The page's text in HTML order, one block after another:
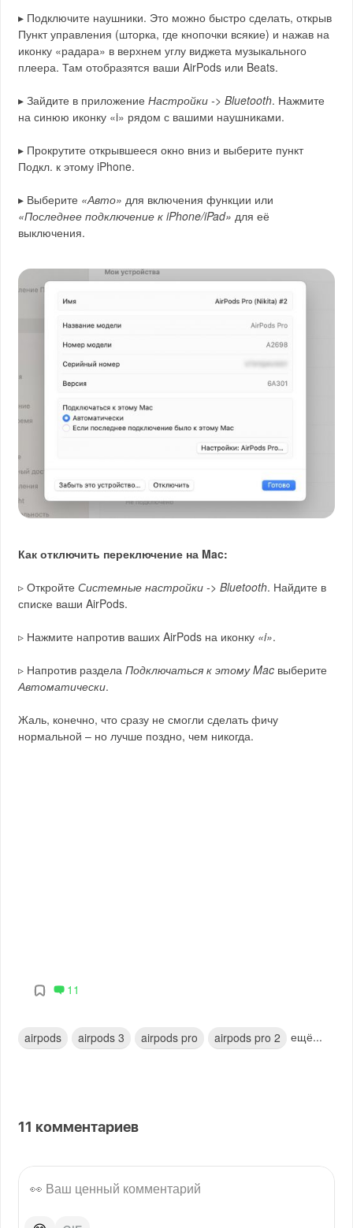
▸ Подключите наушники. Это можно быстро сделать, открыв
Пункт управления (шторка, где кнопочки всякие) и нажав на
иконку «радара» в верхнем углу виджета музыкального
плеера. Там отобразятся ваши AirPods или Beats.
▸ Зайдите в приложениеНастройки -> Bluetooth. Нажмите
на синюю иконку «i» рядом с вашими наушниками.
▸ Прокрутите открывшееся окно вниз и выберите пункт
Подкл. к этому iPhone.
▸ Выберите «Авто» для включения функции или
«Последнее подключение к iPhone/iPad» для её
выключения.
Как отключить переключение на Mac:
▹ ОткройтеСистемные настройки -> Bluetooth. Найдите в
списке ваши AirPods.
▹ Нажмите напротив ваших AirPods на иконку «i».
▹ Напротив разделаПодключаться к этому Mac выберите
Автоматически.
Жаль, конечно, что сразу не смогли сделать фичу
нормальной – но лучше поздно, чем никогда.
11
airpods airpods 3 airpods pro airpods pro 2 ещё...
11 комментариев